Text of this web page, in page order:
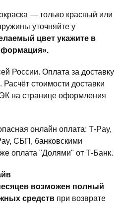
— только красный или
уточняйте у
цвет укажите в
России. Оплата за доставку
Расчёт стоимости доставки
на странице оформления
онлайн оплата: T‑Pay,
СБП, банковскими
оплата "Долями" от Т-Банк.
возможен полный
средств при возврате